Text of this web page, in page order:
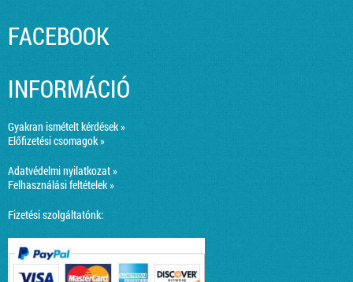
FACEBOOK
INFORMÁCIÓ
Gyakran ismételt kérdések »
Előfizetési csomagok »
Adatvédelmi nyilatkozat »
Felhasználási feltételek »
Fizetési szolgáltatónk: